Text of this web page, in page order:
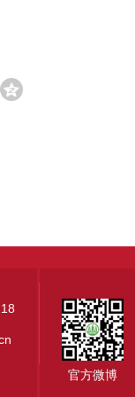
官方微博